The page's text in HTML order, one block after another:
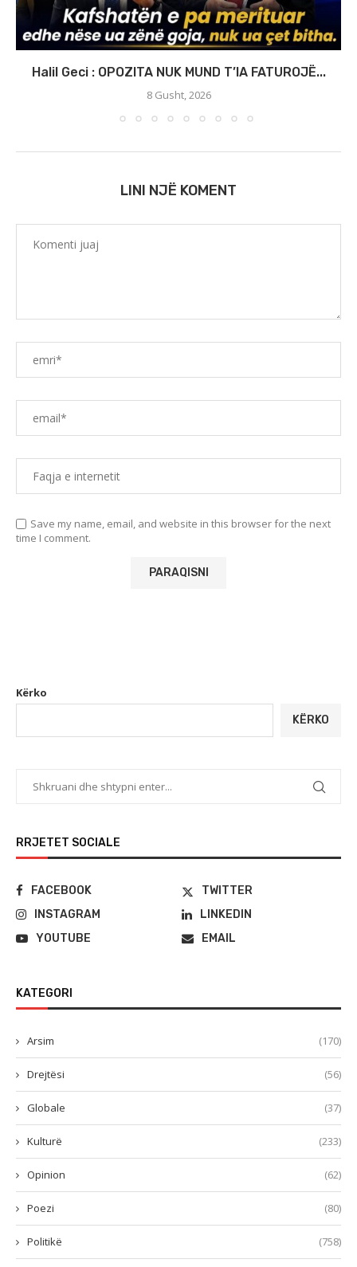
Halil Geci : OPOZITA NUK MUND T’IA FATUROJË...
8 Gusht, 2026
LINI NJË KOMENT
Save my name, email, and website in this browser for the next
time I comment.
Kërko
KËRKO
RRJETET SOCIALE
FACEBOOK
TWITTER
INSTAGRAM
LINKEDIN
YOUTUBE
EMAIL
KATEGORI
Arsim (170)
Drejtësi (56)
Globale (37)
Kulturë (233)
Opinion (62)
Poezi (80)
Politikë (758)